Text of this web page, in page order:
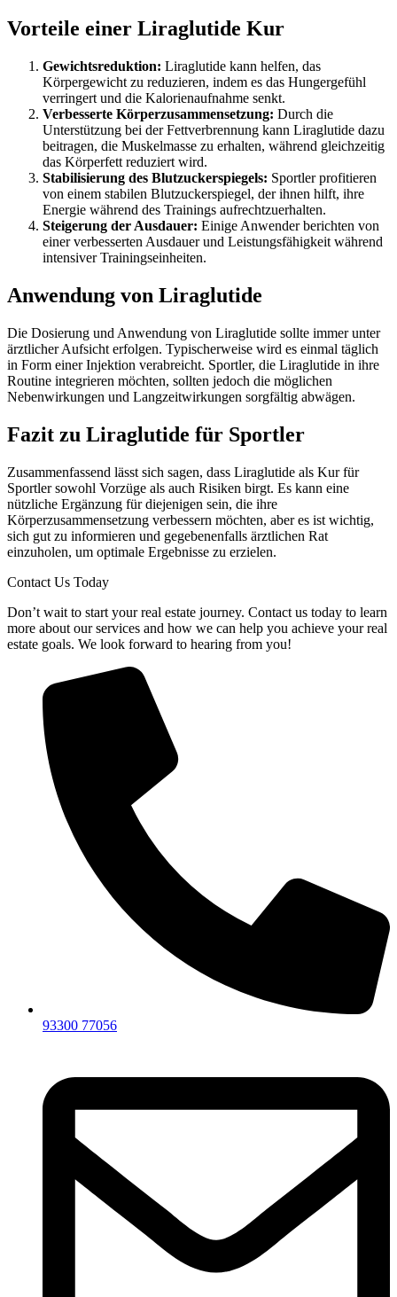
Vorteile einer Liraglutide Kur
Gewichtsreduktion: Liraglutide kann helfen, das
Körpergewicht zu reduzieren, indem es das Hungergefühl
verringert und die Kalorienaufnahme senkt.
Verbesserte Körperzusammensetzung: Durch die
Unterstützung bei der Fettverbrennung kann Liraglutide dazu
beitragen, die Muskelmasse zu erhalten, während gleichzeitig
das Körperfett reduziert wird.
Stabilisierung des Blutzuckerspiegels: Sportler profitieren
von einem stabilen Blutzuckerspiegel, der ihnen hilft, ihre
Energie während des Trainings aufrechtzuerhalten.
Steigerung der Ausdauer: Einige Anwender berichten von
einer verbesserten Ausdauer und Leistungsfähigkeit während
intensiver Trainingseinheiten.
Anwendung von Liraglutide
Die Dosierung und Anwendung von Liraglutide sollte immer unter
ärztlicher Aufsicht erfolgen. Typischerweise wird es einmal täglich
in Form einer Injektion verabreicht. Sportler, die Liraglutide in ihre
Routine integrieren möchten, sollten jedoch die möglichen
Nebenwirkungen und Langzeitwirkungen sorgfältig abwägen.
Fazit zu Liraglutide für Sportler
Zusammenfassend lässt sich sagen, dass Liraglutide als Kur für
Sportler sowohl Vorzüge als auch Risiken birgt. Es kann eine
nützliche Ergänzung für diejenigen sein, die ihre
Körperzusammensetzung verbessern möchten, aber es ist wichtig,
sich gut zu informieren und gegebenenfalls ärztlichen Rat
einzuholen, um optimale Ergebnisse zu erzielen.
Contact Us Today
Don’t wait to start your real estate journey. Contact us today to learn
more about our services and how we can help you achieve your real
estate goals. We look forward to hearing from you!
93300 77056